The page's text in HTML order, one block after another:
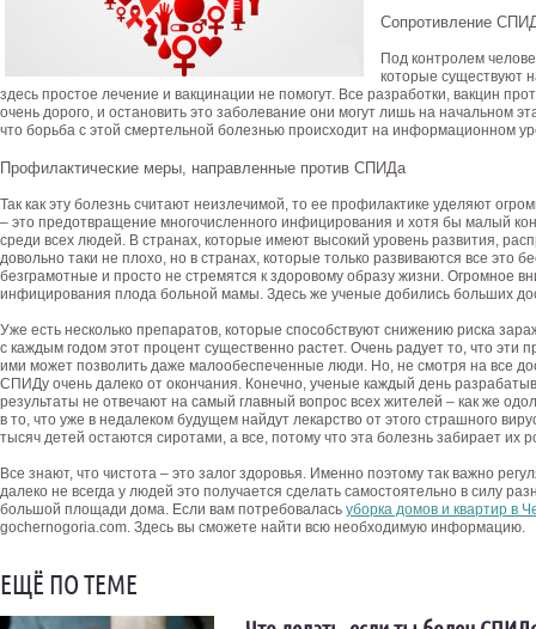
Сопротивление
Под контролем
которые существуют
здесь простое лечение и вакцинации не помогут. Все разработки, вакцин
очень дорого, и остановить это заболевание они могут лишь на начальном
что борьба с этой смертельной болезнью происходит на информационном
Профилактические меры, направленные против СПИДа
Так как эту болезнь считают неизлечимой, то ее профилактике уделяют
– это предотвращение многочисленного инфицирования и хотя бы малый
среди всех людей. В странах, которые имеют высокий уровень развития,
довольно таки не плохо, но в странах, которые только развиваются все это
безграмотные и просто не стремятся к здоровому образу жизни. Огромное
инфицирования плода больной мамы. Здесь же ученые добились больших
Уже есть несколько препаратов, которые способствуют снижению риска
с каждым годом этот процент существенно растет. Очень радует то, что эти
ими может позволить даже малообеспеченные люди. Но, не смотря на все
СПИДу очень далеко от окончания. Конечно, ученые каждый день
результаты не отвечают на самый главный вопрос всех жителей – как же
в то, что уже в недалеком будущем найдут лекарство от этого страшного
тысяч детей остаются сиротами, а все, потому что эта болезнь забирает их
Все знают, что чистота – это залог здоровья. Именно поэтому так важно
далеко не всегда у людей это получается сделать самостоятельно в силу
большой площади дома. Если вам потребовалась уборка домов и квартир в
gochernogoria.com. Здесь вы сможете найти всю необходимую информацию.
ЕЩЁ ПО ТЕМЕ